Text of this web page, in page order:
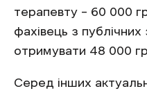
терапевту – 60 000
фахівець з
отримувати 48 000
Серед інших